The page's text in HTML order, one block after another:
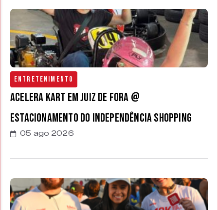
Entretenimento
Acelera Kart em Juiz de Fora @
estacionamento do Independência Shopping
05 ago 2026